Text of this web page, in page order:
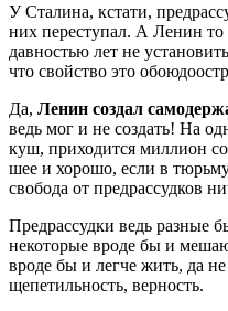
У Сталина, кстати,
них переступал. А Ленин то
давностью лет не
что свойство это
Да, Ленин создал
ведь мог и не создать! На
куш, приходится миллион
шее и хорошо, если в
свобода от предрассудков
Предрассудки ведь разные
некоторые вроде бы и
вроде бы и легче жить, да
щепетильность, верность.